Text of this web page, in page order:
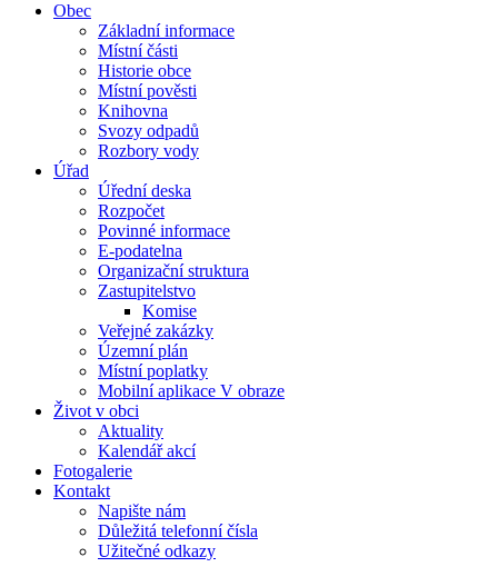
Obec
Základní informace
Místní části
Historie obce
Místní pověsti
Knihovna
Svozy odpadů
Rozbory vody
Úřad
Úřední deska
Rozpočet
Povinné informace
E-podatelna
Organizační struktura
Zastupitelstvo
Komise
Veřejné zakázky
Územní plán
Místní poplatky
Mobilní aplikace V obraze
Život v obci
Aktuality
Kalendář akcí
Fotogalerie
Kontakt
Napište nám
Důležitá telefonní čísla
Užitečné odkazy